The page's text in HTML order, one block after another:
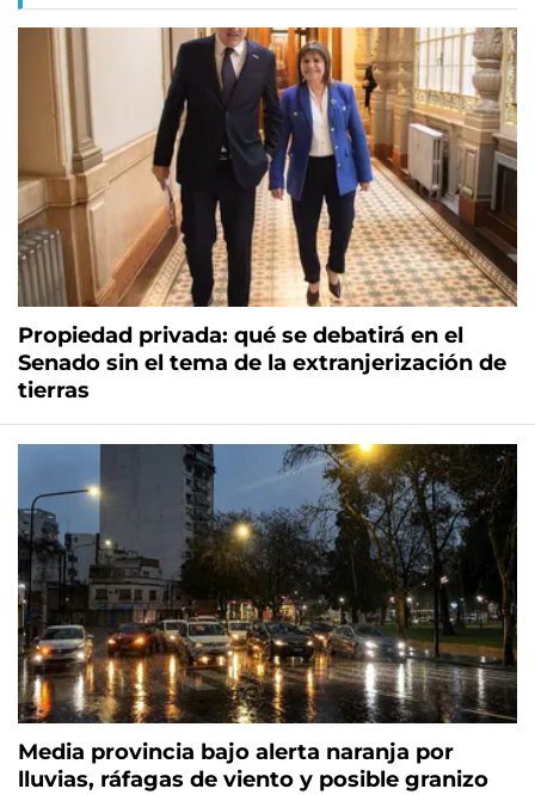
Propiedad privada: qué se debatirá en el
Senado sin el tema de la extranjerización de
tierras
Media provincia bajo alerta naranja por
lluvias, ráfagas de viento y posible granizo